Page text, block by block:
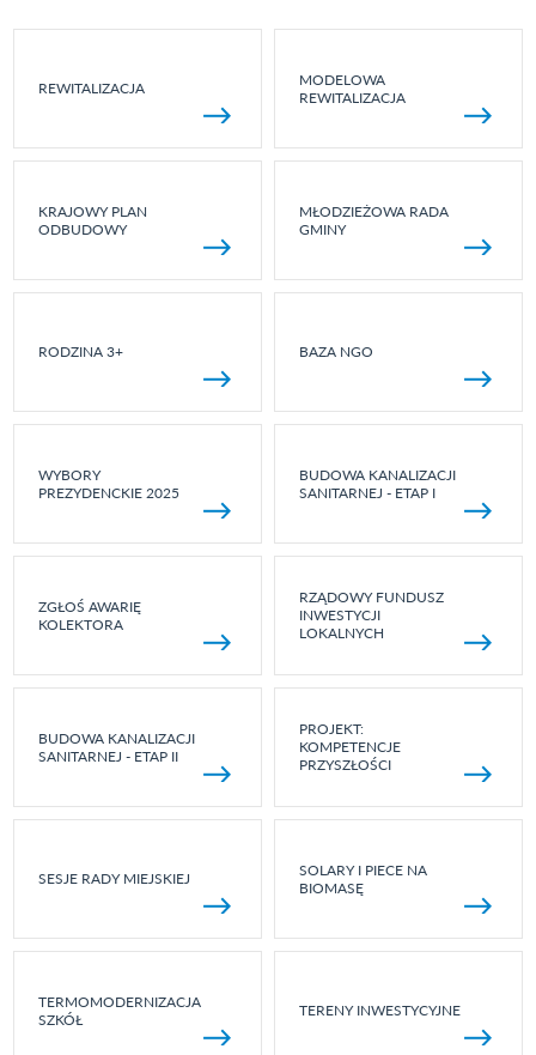
REWITALIZACJA
MODELOWA
REWITALIZACJA
KRAJOWY PLAN
ODBUDOWY
MŁODZIEŻOWA RADA
GMINY
RODZINA 3+ BAZA NGO
WYBORY
PREZYDENCKIE 2025
BUDOWA KANALIZACJI
SANITARNEJ - ETAP I
ZGŁOŚ AWARIĘ
KOLEKTORA
RZĄDOWY FUNDUSZ
INWESTYCJI
LOKALNYCH
BUDOWA KANALIZACJI
SANITARNEJ - ETAP II
PROJEKT:
KOMPETENCJE
PRZYSZŁOŚCI
SESJE RADY MIEJSKIEJ
SOLARY I PIECE NA
BIOMASĘ
TERMOMODERNIZACJA
SZKÓŁ
TERENY INWESTYCYJNE